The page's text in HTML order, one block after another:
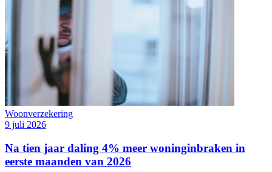
Woonverzekering
9 juli 2026
Na tien jaar daling 4% meer woninginbraken in
eerste maanden van 2026